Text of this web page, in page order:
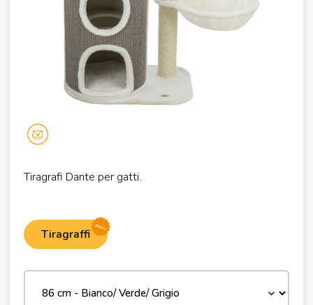
Tiragrafi Dante per gatti.
Tiragraffi promo